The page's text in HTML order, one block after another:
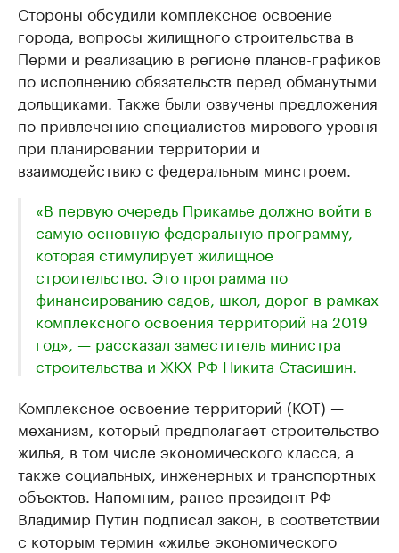
Стороны обсудили комплексное освоение
города, вопросы жилищного строительства в
Перми и реализацию в регионе планов-графиков
по исполнению обязательств перед обманутыми
дольщиками. Также были озвучены предложения
по привлечению специалистов мирового уровня
при планировании территории и
взаимодействию с федеральным минстроем.
«В первую очередь Прикамье должно войти в
самую основную федеральную программу,
которая стимулирует жилищное
строительство. Это программа по
финансированию садов, школ, дорог в рамках
комплексного освоения территорий на 2019
год», — рассказал заместитель министра
строительства и ЖКХ РФ​ Никита Стасишин.
Комплексное освоение территорий (КОТ) —
механизм, который предполагает строительство
жилья, в том числе экономического класса, а
также социальных, инженерных и транспортных
объектов. Напомним, ранее президент РФ
Владимир Путин подписал закон, в соответствии
с которым термин «жилье экономического